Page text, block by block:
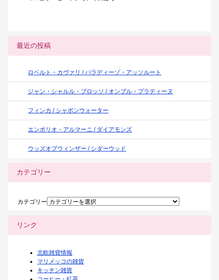
最近の投稿
ロベルト・カヴァリ / パラディーゾ・アッソルート
ジャン・シャルル・ブロッソ / オンブル・プラティーヌ
フィンカ / シャボンウォーター
エンポリオ・アルマーニ / ダイアモンズ
ウッズオブウィンザー / シダーウッド
カテゴリー
カテゴリー
リンク
北欧雑貨情報
マリメッコの雑貨
キッチン雑貨